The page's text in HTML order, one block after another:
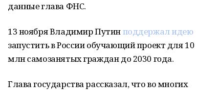
данные глава ФНС.
13 ноября Владимир Путинподдержал идею
запустить в России обучающий проект для 10
млн самозанятых граждан до 2030 года.
Глава государства рассказал, что во многих